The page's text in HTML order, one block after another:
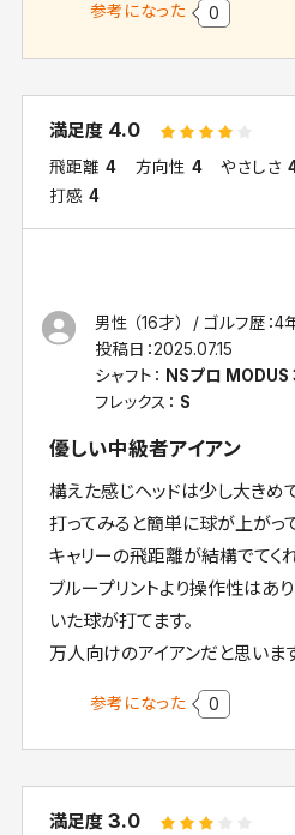
参考になった 0
満足度 4.0
飛距離 4 方向性 4 やさしさ
打感 4
男性 （16才） ゴルフ歴：4
投稿日：2025.07.15
シャフト： NSプロ
フレックス： S
優しい中級者アイアン
構えた感じヘッドは少し大きめ
打ってみると簡単に球が上がっ
キャリーの飛距離が結構でてくれ
ブループリントより操作性はあ
いた球が打てます。
万人向けのアイアンだと思いま
参考になった 0
満足度3.0